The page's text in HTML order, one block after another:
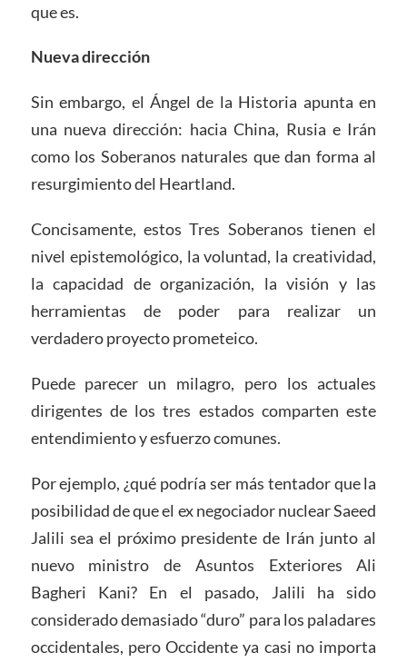
que es.
Nueva dirección
Sin embargo, el Ángel de la Historia apunta en
una nueva dirección: hacia China, Rusia e Irán
como los Soberanos naturales que dan forma al
resurgimiento del Heartland.
Concisamente, estos Tres Soberanos tienen el
nivel epistemológico, la voluntad, la creatividad,
la capacidad de organización, la visión y las
herramientas de poder para realizar un
verdadero proyecto prometeico.
Puede parecer un milagro, pero los actuales
dirigentes de los tres estados comparten este
entendimiento y esfuerzo comunes.
Por ejemplo, ¿qué podría ser más tentador que la
posibilidad de que el ex negociador nuclear Saeed
Jalili sea el próximo presidente de Irán junto al
nuevo ministro de Asuntos Exteriores Ali
Bagheri Kani? En el pasado, Jalili ha sido
considerado demasiado “duro” para los paladares
occidentales, pero Occidente ya casi no importa